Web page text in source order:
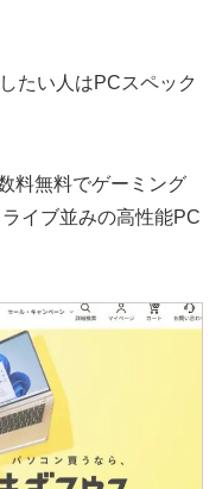
たい人はPCスペック
料無料でゲーミング
イブ並みの高性能PC